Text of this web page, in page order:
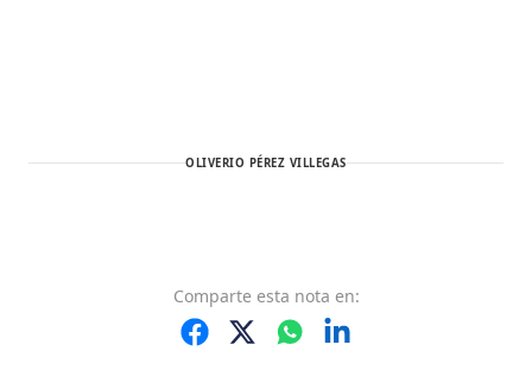
OLIVERIO PÉREZ VILLEGAS
Comparte esta nota en: